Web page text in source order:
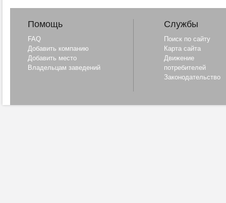
Помощь
FAQ
Добавить компанию
Добавить место
Владельцам заведений
Службы
Поиск по сайту
Карта сайта
Движение
потребителей
Законодательство